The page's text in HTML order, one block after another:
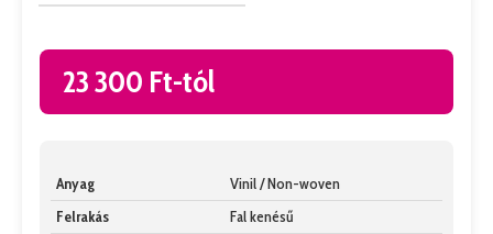
23 300 Ft-tól
Anyag
Vinil / Non-woven
Felrakás
Fal kenésű